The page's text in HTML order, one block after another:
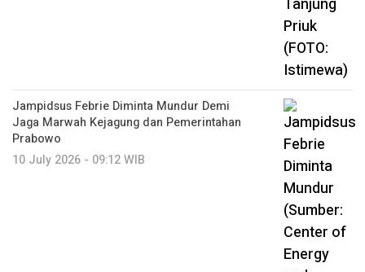
Jampidsus Febrie Diminta Mundur Demi
Jaga Marwah Kejagung dan Pemerintahan
Prabowo
10 July 2026 - 09:12 WIB